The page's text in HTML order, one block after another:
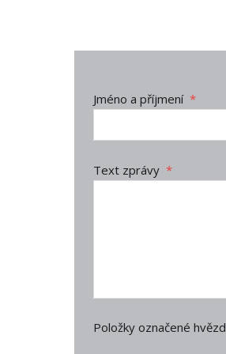
Jméno a příjmení *
Text zprávy *
Položky označené